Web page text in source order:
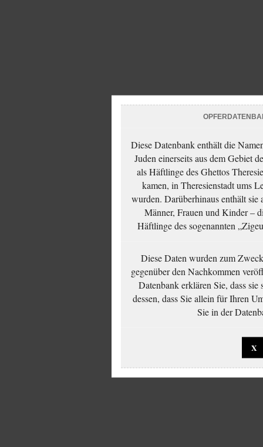
Diese Datenbank enthält die
Juden einerseits aus dem Gebiet
als Häftlinge des Ghettos
kamen, in Theresienstadt ums
wurden. Darüberhinaus enthält
Männer, Frauen und Kinder –
Häftlinge des sogenannten
Diese Daten wurden zum
gegenüber den Nachkommen
Datenbank erklären Sie, dass sie
dessen, dass Sie allein für Ihren
Sie in der
X